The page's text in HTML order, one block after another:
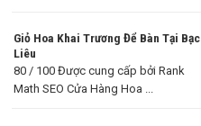
Giỏ Hoa Khai Trương Để Bàn Tại Bạc
Liêu
80 / 100 Được cung cấp bởi Rank
Math SEO Cửa Hàng Hoa ...